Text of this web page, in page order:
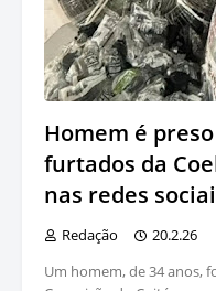
Homem é
furtados da
nas redes
Redação
20.2.26
Um homem, de 34 anos,